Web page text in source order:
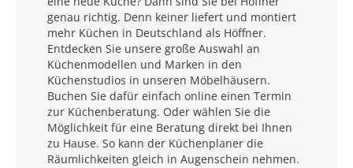
genau richtig. Denn keiner liefert und montiert
mehr Küchen in Deutschland als Höffner.
Entdecken Sie unsere große Auswahl an
Küchenmodellen und Marken in den
Küchenstudios in unseren Möbelhäusern.
Buchen Sie dafür einfach online einen Termin
zur Küchenberatung. Oder wählen Sie die
Möglichkeit für eine Beratung direkt bei Ihnen
zu Hause. So kann der Küchenplaner die
Räumlichkeiten gleich in Augenschein nehmen.